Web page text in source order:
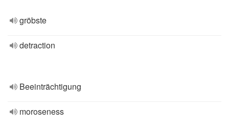
gröbste
detraction
Beeinträchtigung
moroseness